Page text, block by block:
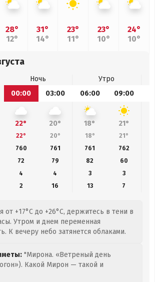
28°
12°
31°
14°
23°
11°
23°
10°
24°
10°
Ночь
Утро
00:00
03:00 06:00 09:00
22° 20° 18° 21°
22° 20° 18° 21°
760
761 761 762
72
79 82 60
4
4 3
3
2
16 13 7
от +17°C до +26°C, держитесь в тени в
Утром и днем переменная
К вечеру небо затянется облаками.
"Мирона. «Ветреный день
Какой Мирон — такой и